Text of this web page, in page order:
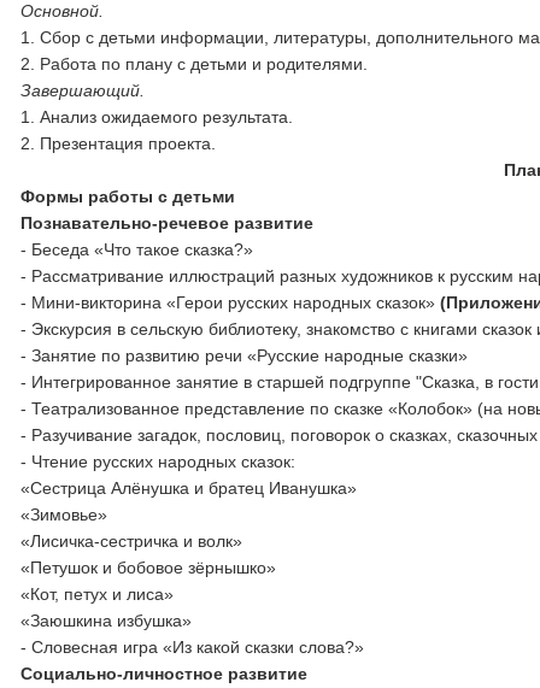
Основной.
1. Сбор с детьми информации, литературы, дополнительного
2. Работа по плану с детьми и родителями.
Завершающий.
1. Анализ ожидаемого результата.
2. Презентация проекта.
Формы работы с детьми
Познавательно-речевое развитие
- Беседа «Что такое сказка?»
- Рассматривание иллюстраций разных художников к русским
- Мини-викторина «Герои русских народных сказок»
- Экскурсия в сельскую библиотеку, знакомство с книгами
- Занятие по развитию речи «Русские народные сказки»
- Интегрированное занятие в старшей подгруппе "Сказка, в
- Театрализованное представление по сказке «Колобок» (на
- Разучивание загадок, пословиц, поговорок о сказках,
- Чтение русских народных сказок:
«Сестрица Алёнушка и братец Иванушка»
«Зимовье»
«Лисичка-сестричка и волк»
«Петушок и бобовое зёрнышко»
«Кот, петух и лиса»
«Заюшкина избушка»
- Словесная игра «Из какой сказки слова?»
Социально-личностное развитие